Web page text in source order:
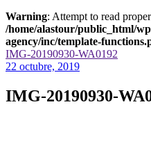
Warning: Attempt to read
/home/alastour/public_html/
agency/inc/template-
IMG-20190930-WA0192
22 octubre, 2019
IMG-20190930-